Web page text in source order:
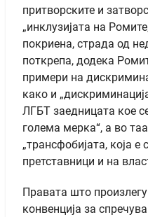
притворските и
„инклузијата на
покриена, страда од
поткрепа, додека
примери на
како и
ЛГБТ заедницата кое
голема мерка“, а во
„трансфобијата, која
претставници и на
Правата што
конвенција за